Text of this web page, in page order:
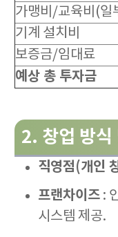
가맹비/교육비(일
기계 설치비
보증금/임대료
예상 총 투자금
2. 창업 방식
직영점(개인
프랜차이즈 :
시스템 제공.